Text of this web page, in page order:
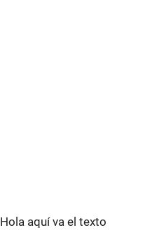
Hola aquí va el texto